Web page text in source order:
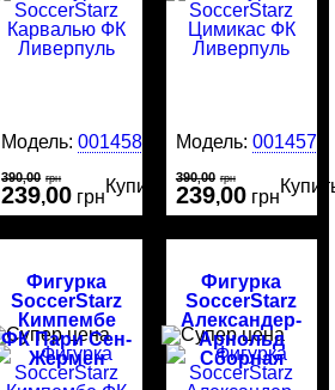
Модель:0014581
390,00 грн
239,00 грн
Купить
Модель: 0014577
390,00 грн
239,00 грн
Фигурка
SoccerStarz
Кимпембе
ФК Пари Сен-
Жермен
Фигурка
SoccerStarz
Александер-
Арнольд
Сборная
Англии